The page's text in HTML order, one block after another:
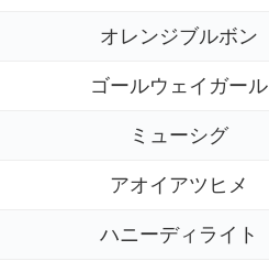
オレンジブルボン
ゴールウェイガール
ミューシグ
アオイアツヒメ
ハニーディライト